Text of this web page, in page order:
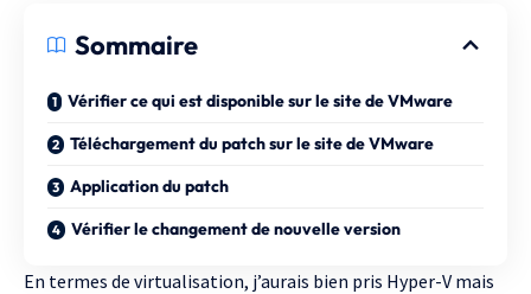
Sommaire
Vérifier ce qui est disponible sur le site de VMware
Téléchargement du patch sur le site de VMware
Application du patch
Vérifier le changement de nouvelle version
En termes de virtualisation, j’aurais bien pris Hyper-V mais